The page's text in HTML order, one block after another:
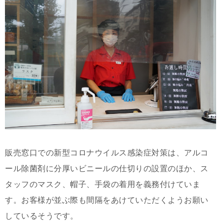
販売窓口での新型コロナウイルス感染症対策は、アルコ
ール除菌剤に分厚いビニールの仕切りの設置のほか、ス
タッフのマスク、帽子、手袋の着用を義務付けていま
す。お客様が並ぶ際も間隔をあけていただくようお願い
しているそうです。